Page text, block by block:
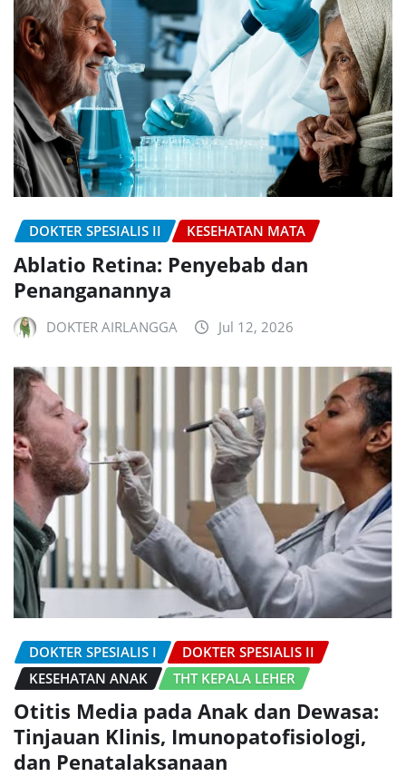
DOKTER SPESIALIS II KESEHATAN MATA
Ablatio Retina: Penyebab dan
Penanganannya
DOKTER AIRLANGGA Jul 12, 2026
DOKTER SPESIALIS I
DOKTER SPESIALIS II
KESEHATAN ANAK
THT KEPALA LEHER
Otitis Media pada Anak dan Dewasa:
Tinjauan Klinis, Imunopatofisiologi,
dan Penatalaksanaan